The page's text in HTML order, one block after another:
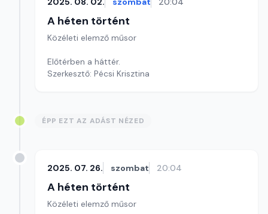
A héten történt
Közéleti elemző műsor
Előtérben a háttér.
Szerkesztő: Pécsi Krisztina
ÉPP EZT AZ ADÁST NÉZED
2025. 07. 26. szombat 20:04
A héten történt
Közéleti elemző műsor